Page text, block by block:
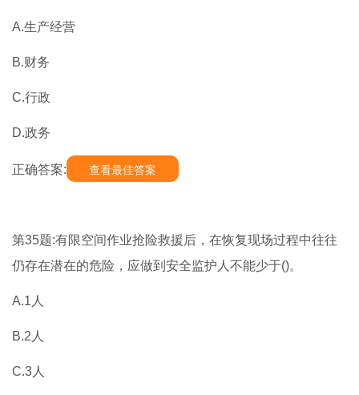
A.生产经营
B.财务
C.行政
D.政务
正确答案: 查看最佳答案
第35题:有限空间作业抢险救援后，在恢复现场过程中往往
仍存在潜在的危险，应做到安全监护人不能少于()。
A.1人
B.2人
C.3人